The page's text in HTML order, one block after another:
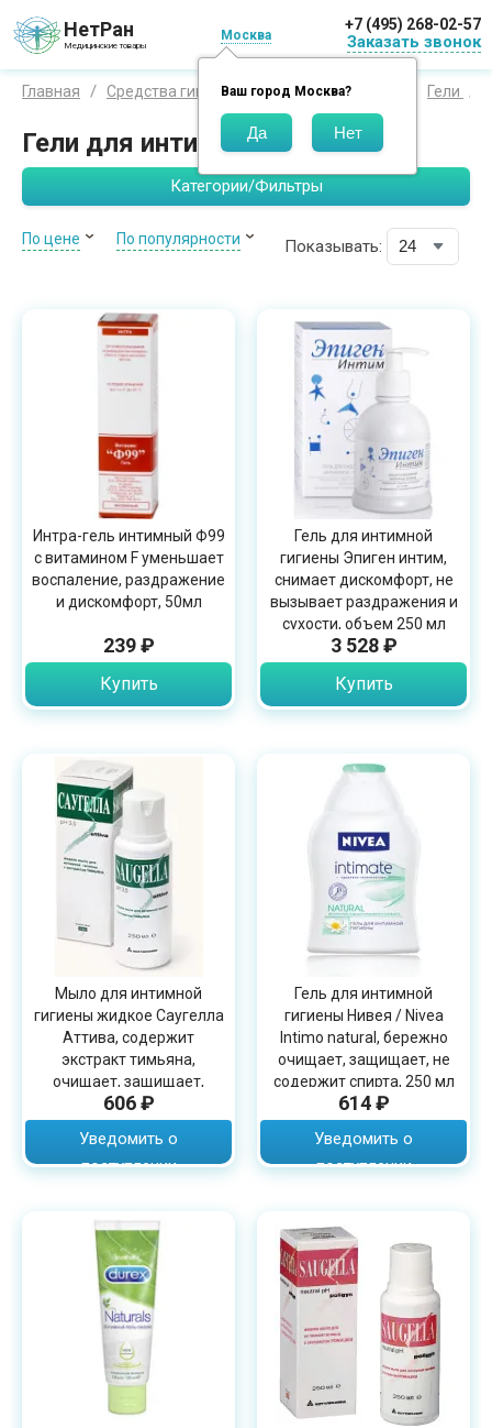
НетРан
Медицинские товары
Москва
Ваш город Москва?
+7 (495) 268-02-57
Заказать звонок
Главная Средства гигиены Средства для тела Гели
Гели для интимной гигиены
Категории/Фильтры
По цене По популярности Показывать:
Интра-гель интимный Ф99
с витамином F уменьшает
воспаление, раздражение
и дискомфорт, 50мл
239 ₽
Купить
Гель для интимной
гигиены Эпиген интим,
снимает дискомфорт, не
вызывает раздражения и
сухости, объем 250 мл
3 528 ₽
Купить
Мыло для интимной
гигиены жидкое Саугелла
Аттива, содержит
экстракт тимьяна,
очищает, защищает,
объем 250мл
606 ₽
Уведомить о
поступлении
Гель для интимной
гигиены Нивея / Nivea
Intimo natural, бережно
очищает, защищает, не
содержит спирта, 250 мл
614 ₽
Уведомить о
поступлении